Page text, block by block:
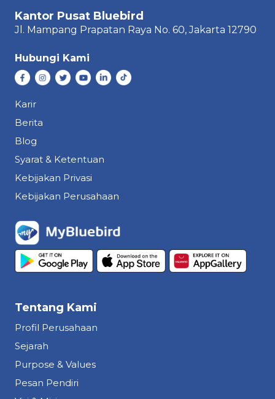
Kantor Pusat Bluebird
Jl. Mampang Prapatan Raya No. 60,Jakarta 12790
Hubungi Kami
Karir
Berita
Blog
Syarat & Ketentuan
Kebijakan Privasi
Kebijakan Perusahaan
Tentang Kami
Profil Perusahaan
Sejarah
Purpose & Values
Pesan Pendiri